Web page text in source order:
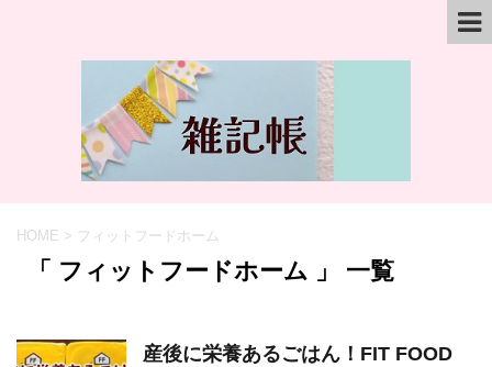
HOME > フィットフードホーム
「 フィットフードホーム 」 一覧
産後に栄養あるごはん！FIT FOOD